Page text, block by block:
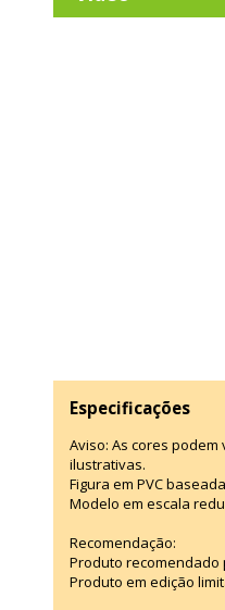
Especificações
Aviso: As cores
ilustrativas.
Figura em PVC
Modelo em escala
Recomendação:
Produto recomendado
Produto em edição